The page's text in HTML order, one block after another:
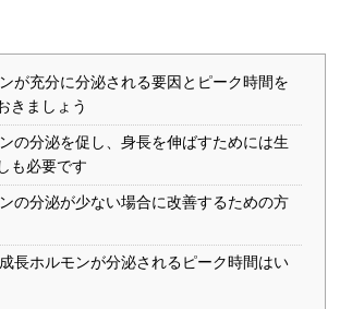
が充分に分泌される要因とピーク時間を
きましょう
の分泌を促し、身長を伸ばすためには生
も必要です
の分泌が少ない場合に改善するための方
長ホルモンが分泌されるピーク時間はい